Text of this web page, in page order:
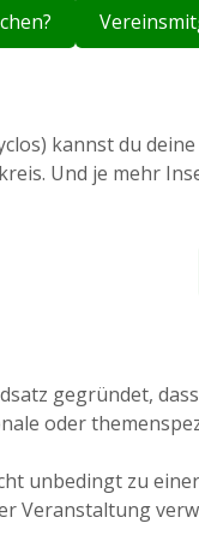
kannst du
Und je mehr
gegründet,
oder
unbedingt zu
Veranstaltung